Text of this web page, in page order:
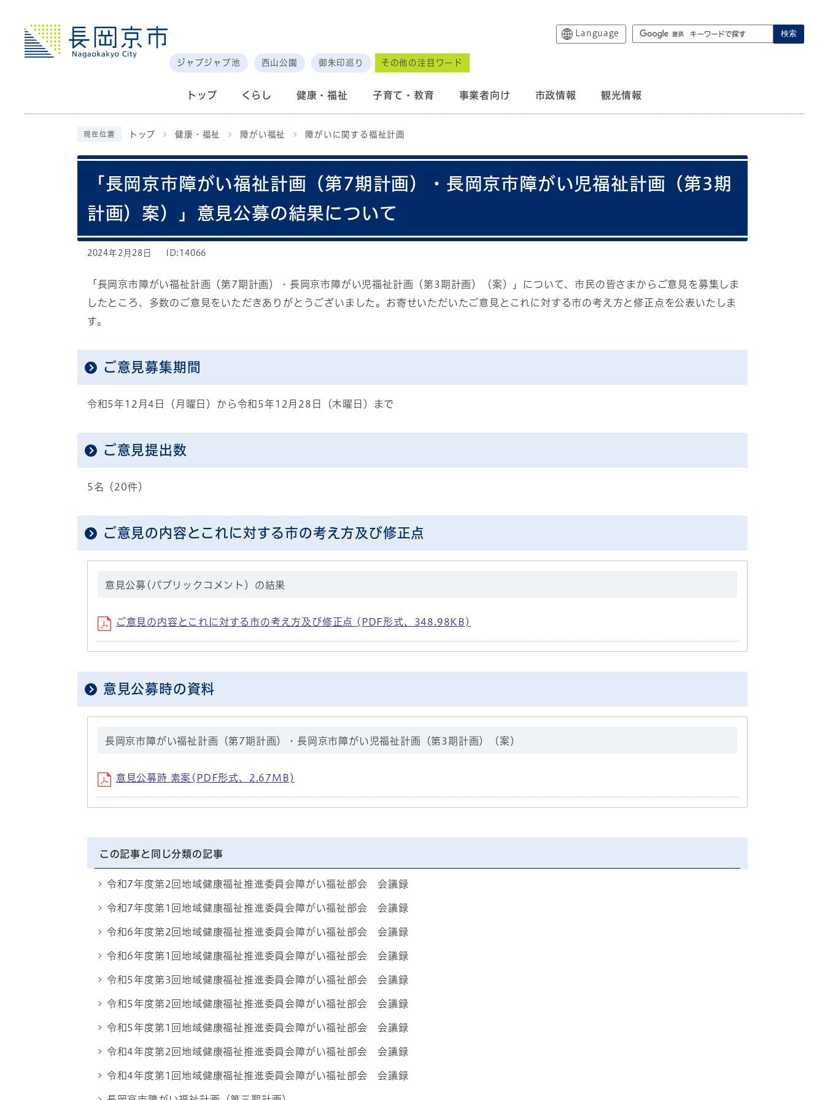
Language 検索
ジャブジャブ池 西山公園 御朱印巡り その他の注目ワード
トップ くらし 健康・福祉 子育て・教育 事業者向け 市政情報 観光情報
現在位置 トップ 健康・福祉 障がい福祉 障がいに関する福祉計画
「長岡京市障がい福祉計画（第7期計画）・長岡京市障がい児福祉計画（第3期
計画）案）」意見公募の結果について
2024年2月28日 ID:14066
「長岡京市障がい福祉計画（第7期計画）・長岡京市障がい児福祉計画（第3期計画）（案）」について、市民の皆さまからご意見を募集しま
したところ、多数のご意見をいただきありがとうございました。お寄せいただいたご意見とこれに対する市の考え方と修正点を公表いたしま
す。
ご意見募集期間
令和5年12月4日（月曜日）から令和5年12月28日（木曜日）まで
ご意見提出数
5名（20件）
ご意見の内容とこれに対する市の考え方及び修正点
意見公募(パブリックコメント）の結果
ご意見の内容とこれに対する市の考え方及び修正点 (PDF形式、348.98KB)
意見公募時の資料
長岡京市障がい福祉計画（第7期計画）・長岡京市障がい児福祉計画（第3期計画）（案）
意見公募時 素案(PDF形式、2.67MB)
この記事と同じ分類の記事
令和7年度第2回地域健康福祉推進委員会障がい福祉部会 会議録
令和7年度第1回地域健康福祉推進委員会障がい福祉部会 会議録
令和6年度第2回地域健康福祉推進委員会障がい福祉部会 会議録
令和6年度第1回地域健康福祉推進委員会障がい福祉部会 会議録
令和5年度第3回地域健康福祉推進委員会障がい福祉部会 会議録
令和5年度第2回地域健康福祉推進委員会障がい福祉部会 会議録
令和5年度第1回地域健康福祉推進委員会障がい福祉部会 会議録
令和4年度第2回地域健康福祉推進委員会障がい福祉部会 会議録
令和4年度第1回地域健康福祉推進委員会障がい福祉部会 会議録